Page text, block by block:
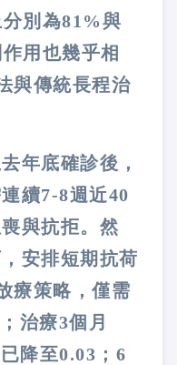
別為81%與
用也幾乎相
與傳統長程治
年底確診後，
續7-8週近40
與抗拒。然
安排短期抗荷
療策略，僅需
治療3個月
降至0.03；6